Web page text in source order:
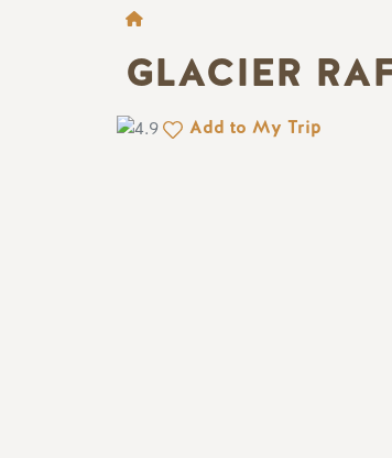
FIL D'ARIANE
GLACIER
Add to My Trip